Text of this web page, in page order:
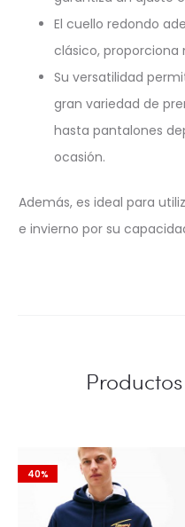
El cuello redondo
clásico,
Su versatilidad
gran variedad de
hasta pantalones
ocasión.
Además, es ideal para
e invierno por su
40%